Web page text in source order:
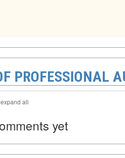
PROFESSIONAL
expand all
yet